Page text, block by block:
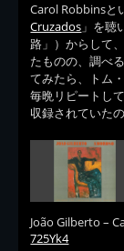
Carol Robbinsと
Cruzados 」を聴
路」）からして
たものの、調べ
てみたら、トム
毎晩リピートし
収録されていた
João Gilberto –
725Yk4